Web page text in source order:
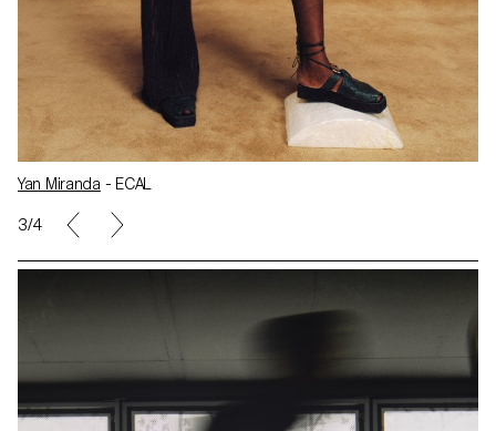
Yan Miranda - ECAL
3/4